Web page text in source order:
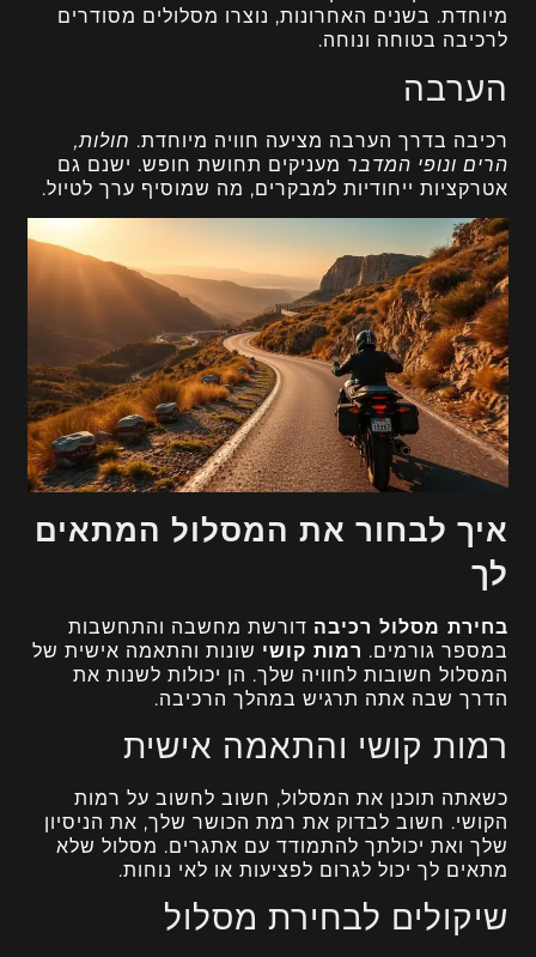
מיוחדת. בשנים האחרונות, נוצרו מסלולים מסודרים
לרכיבה בטוחה ונוחה.
הערבה
רכיבה בדרך הערבה מציעה חוויה מיוחדת. חולות,
הרים ונופי המדבר מעניקים תחושת חופש. ישנם גם
אטרקציות ייחודיות למבקרים, מה שמוסיף ערך לטיול.
איך לבחור את המסלול המתאים
לך
בחירת מסלול רכיבה דורשת מחשבה והתחשבות
במספר גורמים. רמות קושי שונות והתאמה אישית של
המסלול חשובות לחוויה שלך. הן יכולות לשנות את
הדרך שבה אתה תרגיש במהלך הרכיבה.
רמות קושי והתאמה אישית
כשאתה תוכנן את המסלול, חשוב לחשוב על רמות
הקושי. חשוב לבדוק את רמת הכושר שלך, את הניסיון
שלך ואת יכולתך להתמודד עם אתגרים. מסלול שלא
מתאים לך יכול לגרום לפציעות או לאי נוחות.
שיקולים לבחירת מסלול